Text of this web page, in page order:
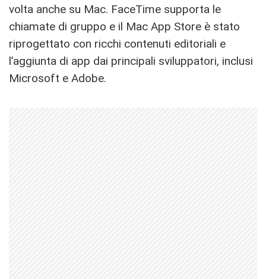
volta anche su Mac. FaceTime supporta le
chiamate di gruppo e il Mac App Store è stato
riprogettato con ricchi contenuti editoriali e
l’aggiunta di app dai principali sviluppatori, inclusi
Microsoft e Adobe.